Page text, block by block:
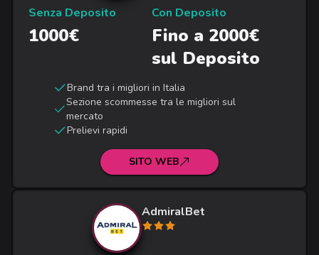
Senza Deposito
1000€
Con Deposito
Fino a 2000€
sul Deposito
Brand tra i migliori in Italia
Sezione scommesse tra le migliori sul
mercato
Prelievi rapidi
SITO WEB
AdmiralBet